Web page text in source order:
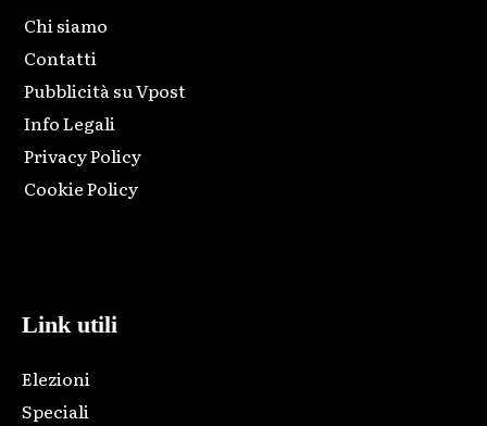
Chi siamo
Contatti
Pubblicità su Vpost
Info Legali
Privacy Policy
Cookie Policy
Link utili
Elezioni
Speciali